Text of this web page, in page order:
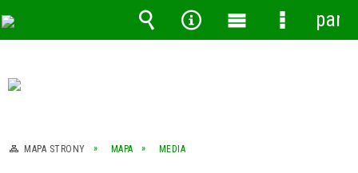
MAPA STRONY MAPA MEDIA
Wyszukiwarka
Narzędzia
MenuMenu